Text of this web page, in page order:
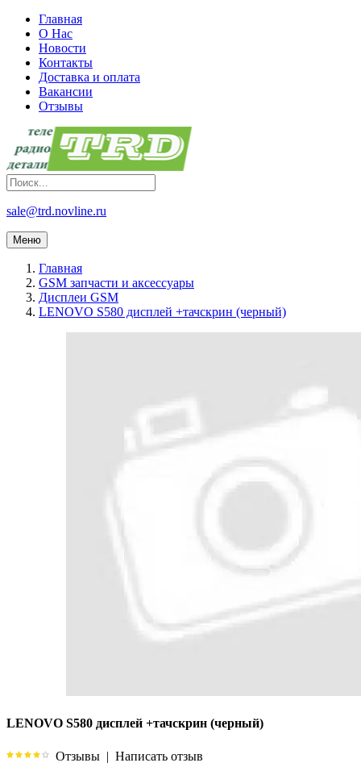
Главная
О Нас
Новости
Контакты
Доставка и оплата
Вакансии
Отзывы
sale@trd.novline.ru
Меню
Главная
GSM запчасти и аксессуары
Дисплеи GSM
LENOVO S580 дисплей +тачскрин (черный)
LENOVO S580 дисплей +тачскрин (черный)
Отзывы | Написать отзыв